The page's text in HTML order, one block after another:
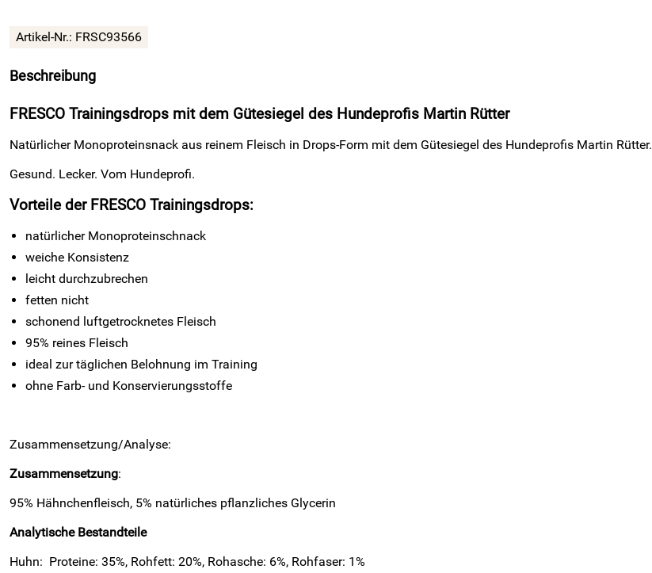
Artikel-Nr.: FRSC93566
Beschreibung
FRESCO Trainingsdrops mit dem Gütesiegel des Hundeprofis Martin Rütter
Natürlicher Monoproteinsnack aus reinem Fleisch in Drops-Form mit dem Gütesiegel des Hundeprofis Martin Rütter.
Gesund. Lecker. Vom Hundeprofi.
Vorteile der FRESCO Trainingsdrops:
natürlicher Monoproteinschnack
weiche Konsistenz
leicht durchzubrechen
fetten nicht
schonend luftgetrocknetes Fleisch
95% reines Fleisch
ideal zur täglichen Belohnung im Training
ohne Farb- und Konservierungsstoffe
Zusammensetzung/Analyse:
Zusammensetzung:
95% Hähnchenfleisch, 5% natürliches pflanzliches Glycerin
Analytische Bestandteile
Huhn: Proteine: 35%, Rohfett: 20%, Rohasche: 6%, Rohfaser: 1%